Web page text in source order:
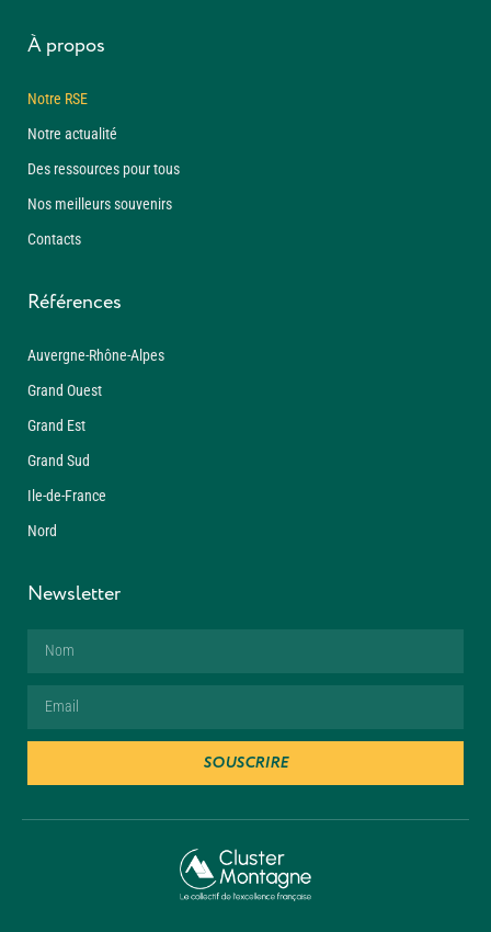
À propos
Notre RSE
Notre actualité
Des ressources pour tous
Nos meilleurs souvenirs
Contacts
Références
Auvergne-Rhône-Alpes
Grand Ouest
Grand Est
Grand Sud
Ile-de-France
Nord
Newsletter
SOUSCRIRE